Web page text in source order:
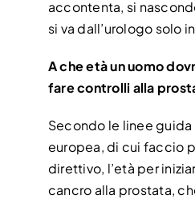
accontenta, si
si va dall’urologo solo
A che età un uomo
fare controlli alla
Secondo le linee
europea, di cui faccio
direttivo, l’età per
cancro alla prostata,